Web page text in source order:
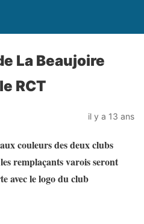
La Beaujoire
RCT
il y a 13 ans
couleurs des deux clubs
remplaçants varois seront
avec le logo du club